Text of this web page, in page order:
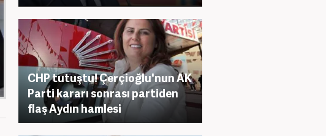
CHP tutuştu! Çerçioğlu'nun AK
Parti kararı sonrası partiden
flaş Aydın hamlesi